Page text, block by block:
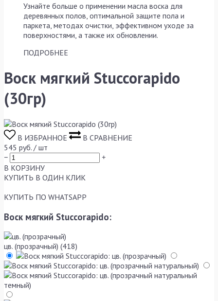
Узнайте больше о применении масла воска для
деревянных полов, оптимальной защите пола и
паркета, методах очистки, эффективном уходе за
поверхностями, а также их обновлении.
ПОДРОБНЕЕ
Воск мягкий Stuccorapido
(30гр)
В ИЗБРАННОЕ
В СРАВНЕНИЕ
545 руб. / шт
−
+
В КОРЗИНУ
КУПИТЬ В ОДИН КЛИК
КУПИТЬ ПО WHATSAPP
Воск мягкий Stuccorapido:
цв. (прозрачный) (418)